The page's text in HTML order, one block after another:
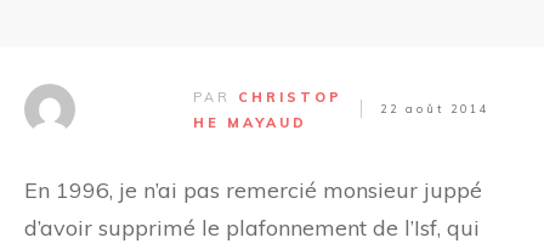
PAR CHRISTOP
HE MAYAUD
22 août 2014
En 1996, je n’ai pas remercié monsieur juppé
d’avoir supprimé le plafonnement de l’Isf, qui